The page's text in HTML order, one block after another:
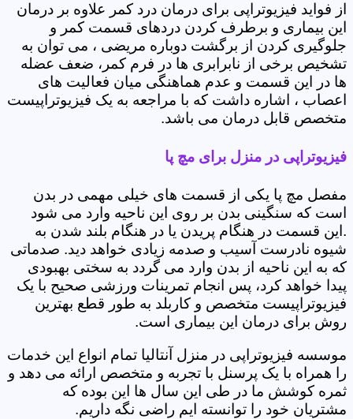
از فواید فیزیوتراپی برای درمان درد کمر علاوه بر درمان
این بیماری و برطرف کردن دردهای قسمت کمر و
جلوگیری کردن از برگشت دوباره مریضی ، می توان به
تشخیص برخی از نابرابری ها در فرم کمر، ضعف عضله
ها در این قسمت و عدم هماهنگی میان فعالیت های
اعصاب ، اشاره داشت که با مراجعه به یک فیزیوتراپیست
متخصص قابل درمان می باشد.
فیزیوتراپی در منزل برای مچ پا
مفصل مچ پا یکی از قسمت های خیلی مهمی در بدن
است که سنگینی بدن بر روی این ناحیه وارد می شود
.این قسمت در هنگام پریدن یا در هنگام بلند شدن به
شیوه نادرست آسیب و صدمه زیادی خواهد دید. صدماتی
که به این ناحیه از بدن وارد می گردد به سختی بهبودی
پیدا خواهد کرد، پس انجام تمرینات ورزشی صحیح با یک
فیزیوتراپیست متخصص و کاربلد به طور قطع بهترین
روش برای درمان این بیماری است.
موسسه فیزیوتراپی در منزل آنتالیا تمام انواع این خدمات
را همراه با یک پرسنل با تجربه و متخصص ارائه می دهد و
ثمره کوشش ما در طی این سال ها این بوده که
مشتریان خود را توانسته ایم راضی نگه داریم.